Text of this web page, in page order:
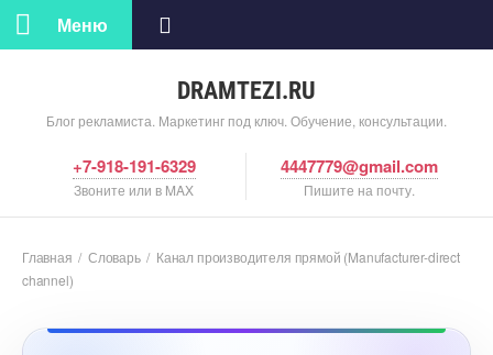
DRAMTEZI.RU
Блог рекламиста. Маркетинг под ключ. Обучение, консультации.
Меню
+7-918-191-6329
Звоните или в MAX
4447779@gmail.com
Пишите на почту.
Главная / Словарь/ Канал производителя прямой (Manufacturer-direct
channel)